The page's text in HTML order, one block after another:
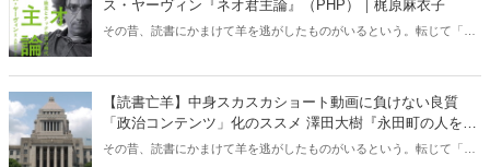
ス・ヤーヴィン『ネオ君主論』（PHP）｜梶原麻衣子
その昔、読書にかまけて羊を逃がしたものがいるという。転じて「読
ある。元月刊『Hanada』編集部員のライター・梶原がお送りする時事
書評！
【読書亡羊】中身スカスカショート動画に負けない良質
「政治コンテンツ」化のススメ 澤田大樹『永田町の人をウ
ォッチしてみた』（カンゼン）｜梶原麻衣子
その昔、読書にかまけて羊を逃がしたものがいるという。転じて「読